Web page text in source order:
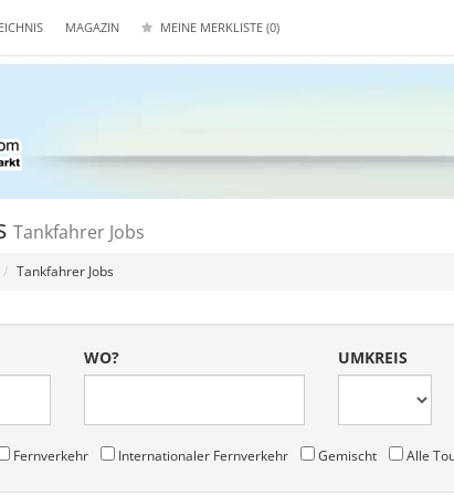
MAGAZIN MEINE MERKLISTE (0)
Tankfahrer Jobs
Tankfahrer Jobs
WO? UMKREIS
Fernverkehr Internationaler Fernverkehr Gemischt Alle